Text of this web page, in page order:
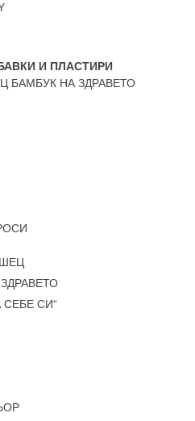
И ПЛАСТИРИ
БАМБУК НА ЗДРАВЕТО
СИ“